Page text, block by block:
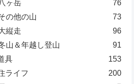
ヶ岳
76
の他の山
73
縦走
96
山＆年越し登山
91
具
153
ライフ
200